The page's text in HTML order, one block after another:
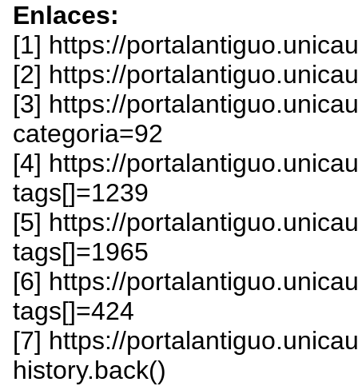
Enlaces:
[1] https://
[2] https://
[3] https://
categoria=92
[4] https://
tags[]=1239
[5] https://
tags[]=1965
[6] https://
tags[]=424
[7] https://
history.back()